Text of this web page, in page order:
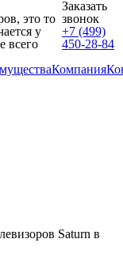
это то
у
всего
Заказать
звонок
+7 (499)
450-28-84
Компания
Saturn в